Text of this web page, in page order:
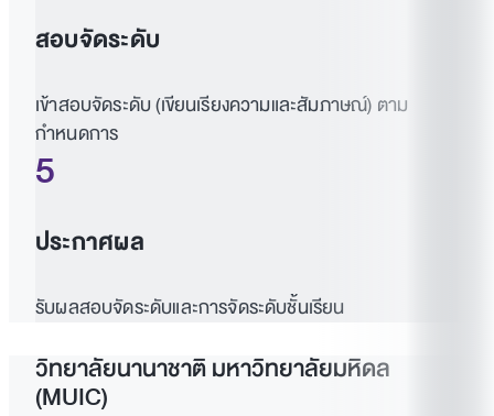
สอบจัดระดับ
เข้าสอบจัดระดับ (เขียนเรียงความและสัมภาษณ์) ตาม
กำหนดการ
5
ประกาศผล
รับผลสอบจัดระดับและการจัดระดับชั้นเรียน
วิทยาลัยนานาชาติ มหาวิทยาลัยมหิดล
(MUIC)